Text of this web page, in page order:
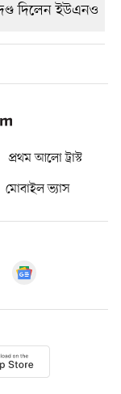
প্রথম আলো ট্রাস্ট
মোবাইল ভ্যাস